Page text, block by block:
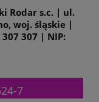
Rodar s.c. | ul.
woj. śląskie |
307 | NIP:
7